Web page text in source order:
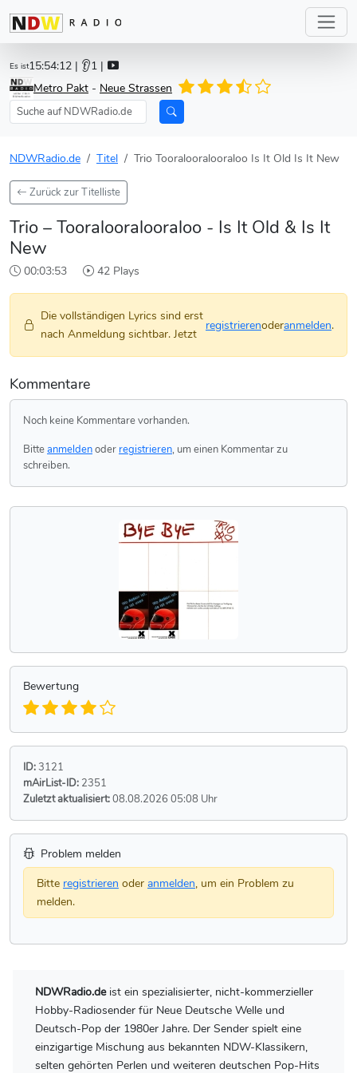
Es ist15:54:12 | 👂1 |
Metro Pakt - Neue Strassen
NDWRadio.de Titel Trio Tooralooralooraloo Is It Old Is It New
Zurück zur Titelliste
Trio – Tooralooralooraloo - Is It Old & Is It
New
00:03:53 42 Plays
Die vollständigen Lyrics sind erst
nach Anmeldung sichtbar. Jetzt
registrierenoderanmelden.
Kommentare
Noch keine Kommentare vorhanden.
Bitteanmeldenoder registrieren, um einen Kommentar zu
schreiben.
Bewertung
ID:3121
mAirList-ID: 2351
Zuletzt aktualisiert:08.08.2026 05:08 Uhr
Problem melden
Bitte registrieren oder anmelden, um ein Problem zu
melden.
NDWRadio.deist ein spezialisierter, nicht-kommerzieller
Hobby-Radiosender für Neue Deutsche Welle und
Deutsch-Pop der 1980er Jahre. Der Sender spielt eine
einzigartige Mischung aus bekannten NDW-Klassikern,
selten gehörten Perlen und weiteren deutschen Pop-Hits